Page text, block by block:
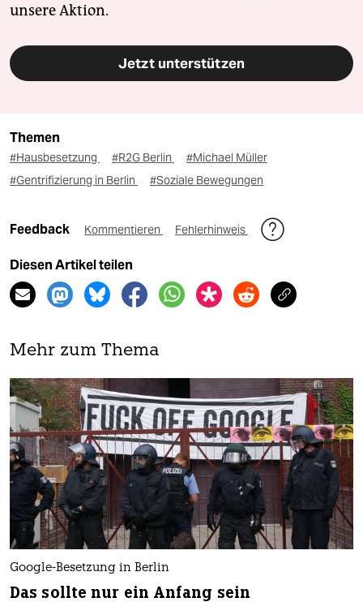
unsere Aktion.
Jetzt unterstützen
Themen
#Hausbesetzung #R2G Berlin
#Michael Müller
#Gentrifizierung in Berlin
#Soziale Bewegungen
Feedback Kommentieren Fehlerhinweis
Diesen Artikel teilen
Mehr zum Thema
Google-Besetzung in Berlin
Das sollte nur ein Anfang sein